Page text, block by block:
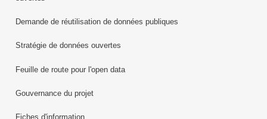
Demande de réutilisation de données publiques
Stratégie de données ouvertes
Feuille de route pour l'open data
Gouvernance du projet
Fiches d'information